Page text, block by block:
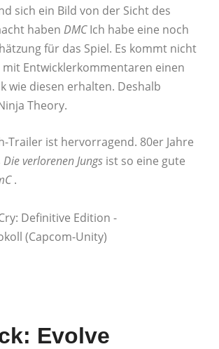
sich ein Bild von der Sicht des
haben DMCIch habe eine noch
für das Spiel. Es kommt nicht
Entwicklerkommentaren einen
wie diesen erhalten. Deshalb
Theory.
Trailer ist hervorragend. 80er Jahre
Die verlorenen Jungs ist so eine gute
.
Definitive Edition -
(Capcom-Unity)
Evolve